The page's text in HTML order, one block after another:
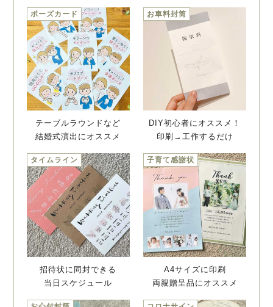
ポーズカード
テーブルラウンドなど
結婚式演出にオススメ
お車料封筒
DIY初心者にオススメ！
印刷→工作するだけ
タイムライン
招待状に同封できる
当日スケジュール
子育て感謝状
A4サイズに印刷
両親贈呈品にオススメ